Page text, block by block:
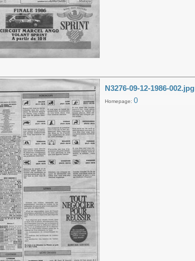
N3276-09-12-1986-002.jpg
Homepage: 0